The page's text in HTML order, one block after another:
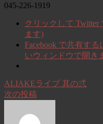
045-226-1919
クリックして Twitter
ます)
Facebook で共有す
いウィンドウで開き
ALIAKEライブ 其の弍
次の投稿